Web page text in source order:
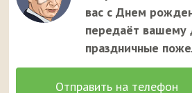
вас с Днем
передаёт вашему
праздничные